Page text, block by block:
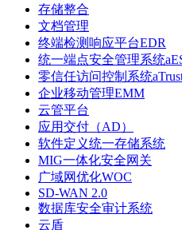
存储整合
文档管理
终端检测响应平台EDR
统一端点安全管理系统
零信任访问控制系统
企业移动管理EMM
云管平台
应用交付（AD）
软件定义统一存储系统
MIG一体化安全网关
广域网优化WOC
SD-WAN 2.0
数据库安全审计系统
云盾